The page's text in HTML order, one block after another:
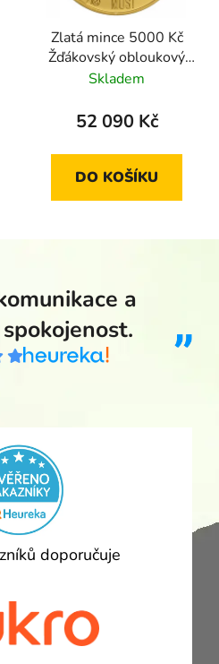
Zlatá mince 5000 Kč
Žďákovský obloukový
most 2015 standard
Skladem
52 090 Kč
DO KOŠÍKU
a
doporučuje